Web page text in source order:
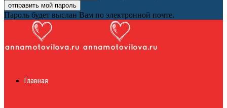
Пароль будет выслан Вам по электронной почте.
журналГлавная